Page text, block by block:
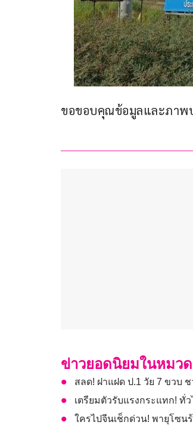
ขอขอบคุณข้อมูลและภาพ
ข่าวยอดนิยมในหมว
สลด! ฝาแฝด ป.1 วัย 7 ขวบ
เตรียมตัวรับแรงกระแทก! ทั่
ใครไปจีนเช็กด่วน! พายุโซน